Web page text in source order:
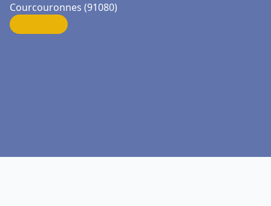
Courcouronnes (91080)